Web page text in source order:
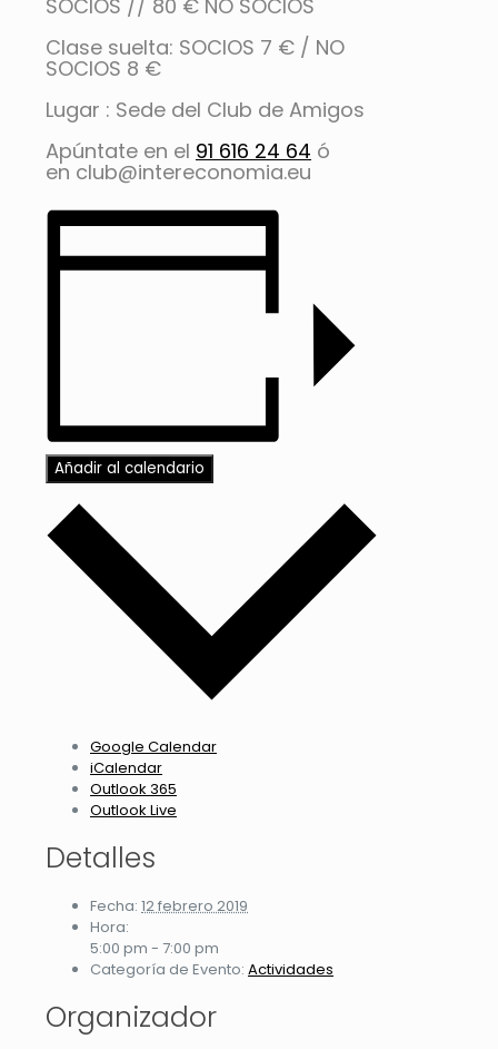
SOCIOS // 80 € NO SOCIOS
Clase suelta: SOCIOS 7 € / NO
SOCIOS 8 €
Lugar : Sede del Club de Amigos
Apúntate en el 91 616 24 64 ó
en club@intereconomia.eu
Añadir al calendario
Google Calendar
iCalendar
Outlook 365
Outlook Live
Detalles
Fecha: 12 febrero 2019
Hora:
5:00 pm - 7:00 pm
Categoría de Evento: Actividades
Organizador